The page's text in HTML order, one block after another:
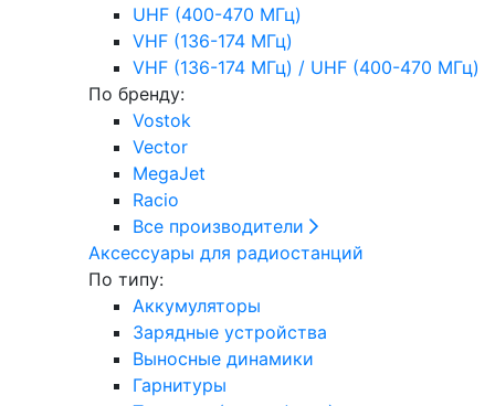
UHF (400-470 МГц)
VHF (136-174 МГц)
VHF (136-174 МГц) / UHF (400-470 МГц)
По бренду:
Vostok
Vector
MegaJet
Racio
Все производители
Аксессуары для радиостанций
По типу:
Аккумуляторы
Зарядные устройства
Выносные динамики
Гарнитуры